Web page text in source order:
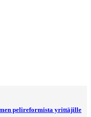
pelireformista yrittäjille